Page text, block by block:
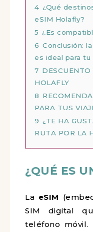
4 ¿Qué
eSIM Holafly?
5 ¿Es
6 Conclusión:
es ideal para tu
7
HOLAFLY
8
PARA TUS
9 ¿TE HA
RUTA POR LA
¿QUÉ ES
La eSIM
SIM digital
teléfono móvil.